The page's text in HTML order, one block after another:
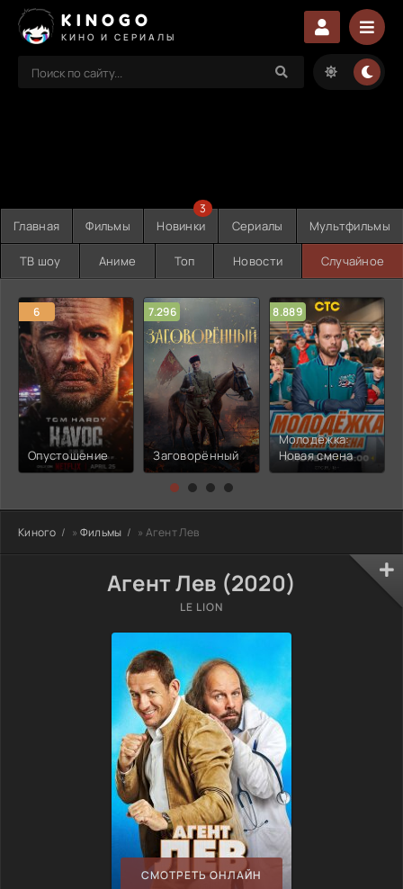
KINOGO
КИНО И СЕРИАЛЫ
Главная Фильмы Новинки
3
Сериалы Мультфильмы
ТВ шоу Аниме Топ Новости Случайное
6
Опустошение
7.296
Заговорённый
8.889
Молодёжка:
Новая смена
Киного » Фильмы » Агент Лев
Агент Лев (2020)
LE LION
СМОТРЕТЬ ОНЛАЙН